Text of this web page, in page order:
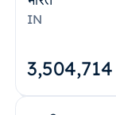
IN
3,504,715